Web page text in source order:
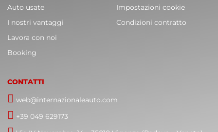
Auto usate
I nostri vantaggi
Lavora con noi
Booking
Impostazioni cookie
Condizioni contratto
CONTATTI
web@internazionaleauto.com
+39 049 629173